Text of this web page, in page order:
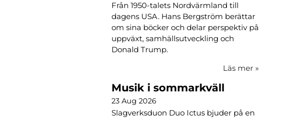
Från 1950-talets Nordvärmland till
dagens USA. Hans Bergström berättar
om sina böcker och delar perspektiv på
uppväxt, samhällsutveckling och
Donald Trump.
Läs mer »
Musik i sommarkväll
23 Aug 2026
Slagverksduon Duo Ictus bjuder på en